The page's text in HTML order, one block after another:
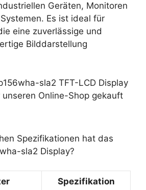
Geräten, Monitoren
Es ist ideal für
eine zuverlässige und
Bilddarstellung
sla2 TFT-LCD Display
Online-Shop gekauft
Spezifikationen hat das
sla2 Display?
Spezifikation